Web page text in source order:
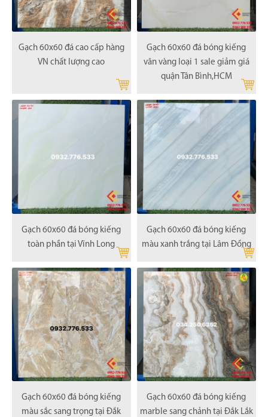
Gạch 60x60 đá cao cấp hàng
VN chất lượng cao
Gạch 60x60 đá bóng kiếng
vân vàng loại 1 sale giảm giá
quận Tân Bình,HCM
Gạch 60x60 đá bóng kiếng
toàn phần tại Vĩnh Long
Gạch 60x60 đá bóng kiếng
màu xanh trắng tại Lâm Đồng
Gạch 60x60 đá bóng kiếng
màu sắc sang trọng tại Đắk
Gạch 60x60 đá bóng kiếng
marble sang chảnh tại Đắk Lắk